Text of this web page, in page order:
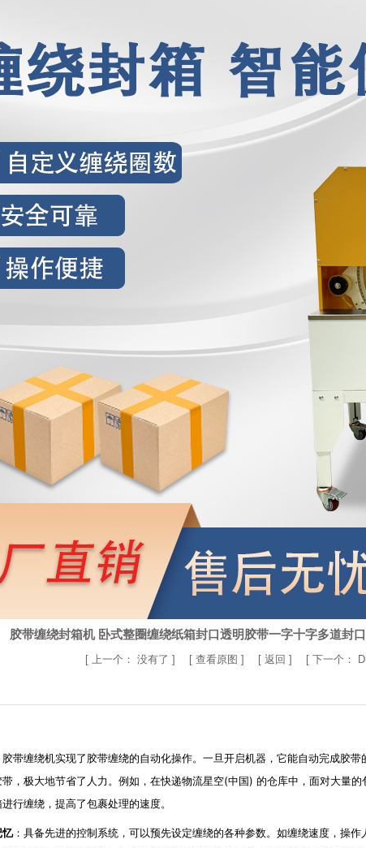
胶带缠绕封箱机 卧式整圈缠绕纸箱封口透明胶带一字十字多道封
[ 上一个： 没有了 ] [ 查看原图 ] [ 返回 ] [ 下一个：
胶带缠绕机实现了胶带缠绕的自动化操作。一旦开启机器，它能自动完成胶
，极大地节省了人力。例如，在快递物流星空(中国) 的仓库中，面对大量
行缠绕，提高了包裹处理的速度。
忆：具备先进的控制系统，可以预先设定缠绕的各种参数。如缠绕速度，操